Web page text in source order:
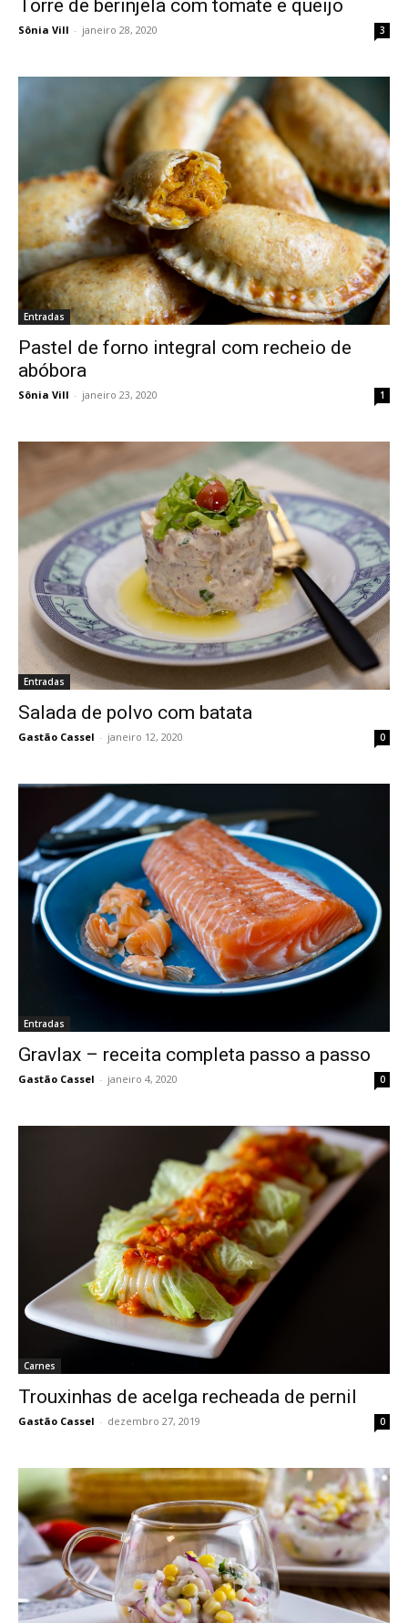
Torre de berinjela com tomate e queijo
Sônia Vill - janeiro 28, 2020 3
Entradas
Pastel de forno integral com recheio de
abóbora
Sônia Vill - janeiro 23, 2020 1
Entradas
Salada de polvo com batata
Gastão Cassel - janeiro 12, 2020 0
Entradas
Gravlax – receita completa passo a passo
Gastão Cassel - janeiro 4, 2020 0
Carnes
Trouxinhas de acelga recheada de pernil
Gastão Cassel - dezembro 27, 2019 0